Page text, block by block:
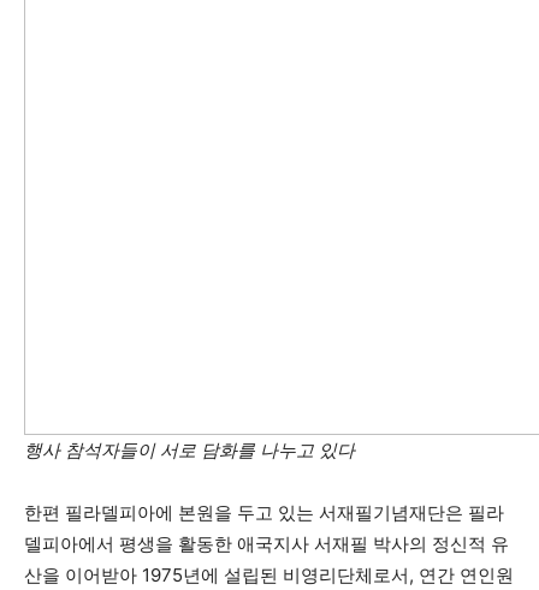
행사 참석자들이 서로 담화를 나누고 있다
한편 필라델피아에 본원을 두고 있는 서재필기념재단은 필라
델피아에서 평생을 활동한 애국지사 서재필 박사의 정신적 유
산을 이어받아 1975년에 설립된 비영리단체로서, 연간 연인원